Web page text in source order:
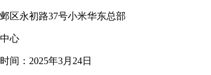
区永初路37号小米华东总部
心
间：2025年3月24日